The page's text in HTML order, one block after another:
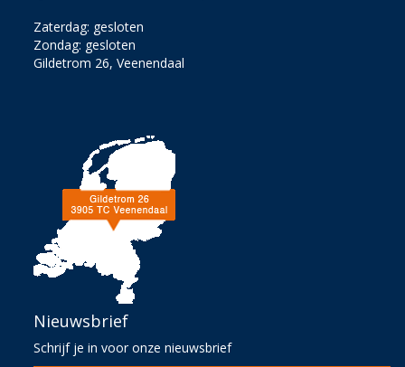
Zaterdag: gesloten
Zondag: gesloten
Gildetrom 26, Veenendaal
Nieuwsbrief
Schrijf je in voor onze nieuwsbrief